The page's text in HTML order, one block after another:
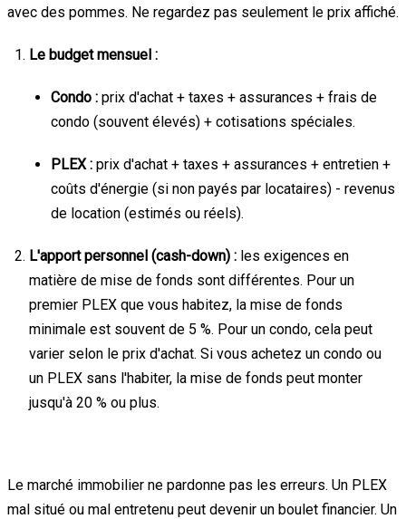
avec des pommes. Ne regardez pas seulement le prix affiché.
Le budget mensuel :
Condo : prix d'achat + taxes + assurances + frais de
condo (souvent élevés) + cotisations spéciales.
PLEX : prix d'achat + taxes + assurances + entretien +
coûts d'énergie (si non payés par locataires) - revenus
de location (estimés ou réels).
L'apport personnel (cash-down) : les exigences en
matière de mise de fonds sont différentes. Pour un
premier PLEX que vous habitez, la mise de fonds
minimale est souvent de 5 %. Pour un condo, cela peut
varier selon le prix d'achat. Si vous achetez un condo ou
un PLEX sans l'habiter, la mise de fonds peut monter
jusqu'à 20 % ou plus.
Le marché immobilier ne pardonne pas les erreurs. Un PLEX
mal situé ou mal entretenu peut devenir un boulet financier. Un